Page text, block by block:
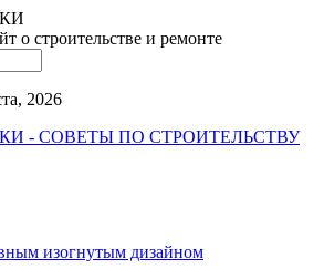
о строительстве и ремонте
2026
- СОВЕТЫ ПО СТРОИТЕЛЬСТВУ
изогнутым дизайном